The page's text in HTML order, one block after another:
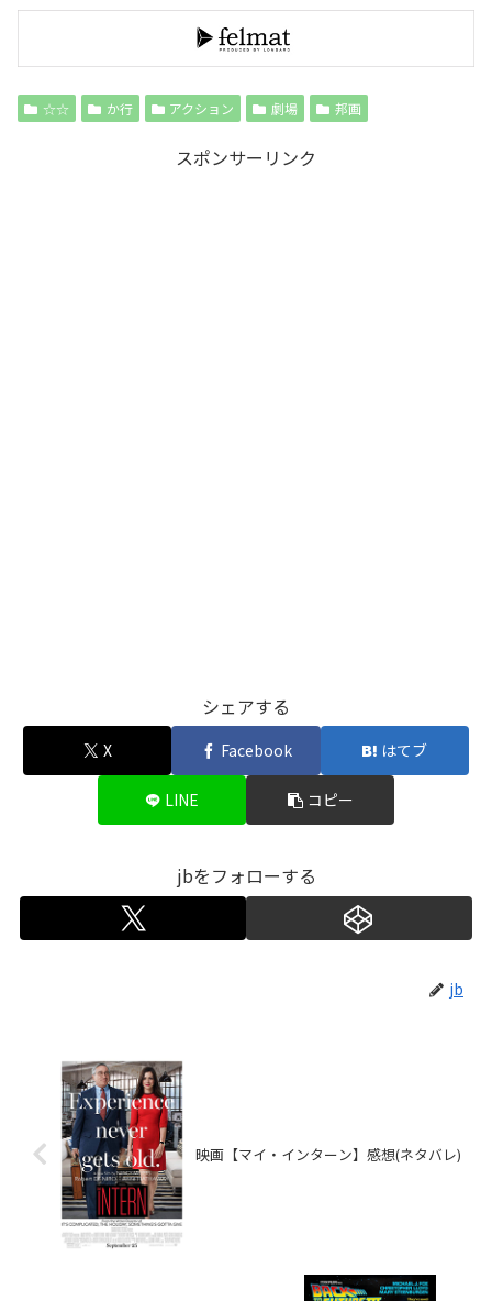
☆☆ か行 アクション 劇場 邦画
スポンサーリンク
シェアする
X Facebook はてブ
LINE コピー
jbをフォローする
jb
映画【マイ・インターン】感想(ネタバレ)